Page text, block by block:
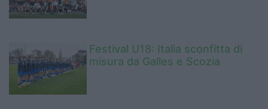
Festival U18: Italia sconfitta di
misura da Galles e Scozia